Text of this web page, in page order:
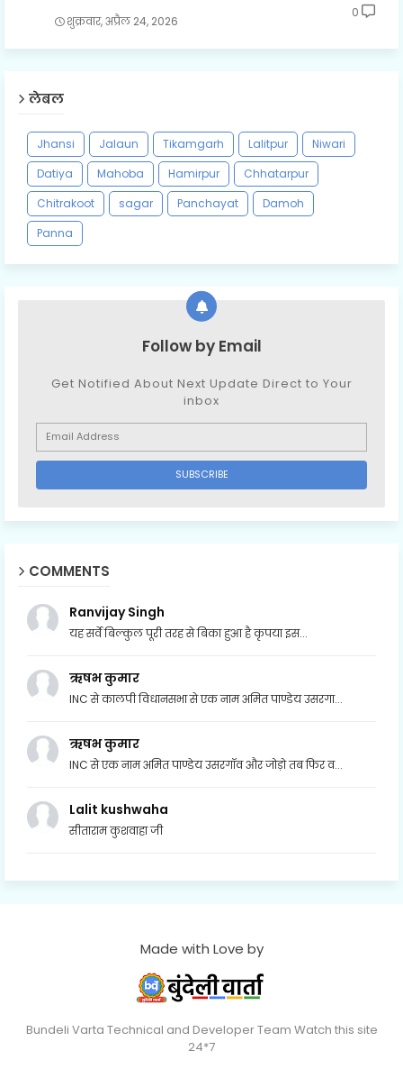
शुक्रवार, अप्रैल 24, 2026
0
लेबल
Jhansi Jalaun Tikamgarh Lalitpur
Niwari
Datiya
Mahoba Hamirpur
Chhatarpur
Chitrakoot
sagar Panchayat
Damoh
Panna
Follow by Email
Get Notified About Next Update Direct to Your
inbox
COMMENTS
Ranvijay Singh
यह सर्वे बिल्कुल पूरी तरह से बिका हुआ है कृपया इस...
ऋषभ कुमार
INC से कालपी विधानसभा से एक नाम अमित पाण्डेय उसरगा...
ऋषभ कुमार
INC से एक नाम अमित पाण्डेय उसरगॉव और जोड़ो तब फिर व...
Lalit kushwaha
सीताराम कुशवाहा जी
Made with Love by
Bundeli Varta Technical and Developer Team Watch this site
24*7